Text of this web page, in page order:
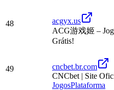
48
acgyx.us
ACG游戏姬 –
Grátis!
49
cncbet.br.com
CNCbet | Site
JogosPlataforma